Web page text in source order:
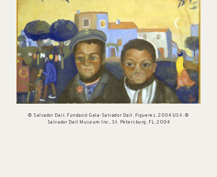
© Salvador Dalí, Fundació Gala-Salvador Dalí, Figueres, 2004 USA: ©
Salvador Dalí Museum Inc., St. Petersburg, FL, 2004